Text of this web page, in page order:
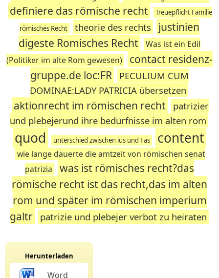
definiere das römische recht
Treuepflicht Familie
römisches Recht
theorie des rechts
justinien
digeste Romisches Recht
Was ist ein Edil
(Politiker im alte Rom gewesen)
contact residenz-
gruppe.de loc:FR
PECULIUM CUM
DOMINAE:LADY PATRICIA übersetzen
aktionrecht im römischen recht
patrizier
und plebejerund ihre bedürfnisse im alten rom
quod unterschied zwischen ius und Fas content
wie lange dauerte die amtzeit von römischen senat
patrizia
was ist römisches recht?das
römische recht ist das recht,das im alten
rom und später im römischen imperium
galtr
patrizie und plebejer verbot zu heiraten
Herunterladen
Word